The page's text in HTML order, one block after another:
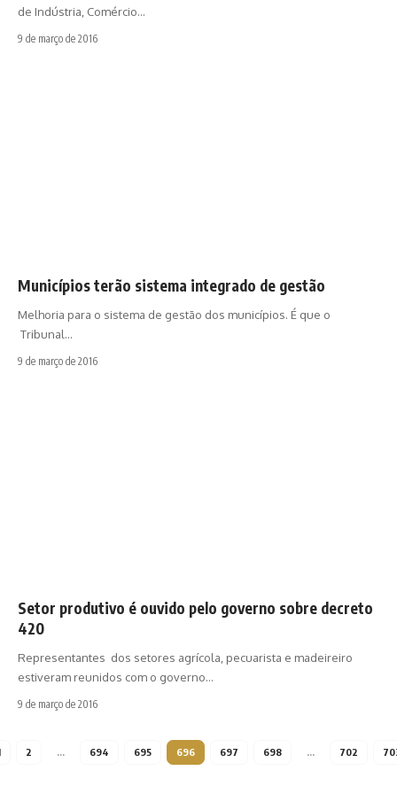
de Indústria, Comércio…
9 de março de 2016
Municípios terão sistema integrado de gestão
Melhoria para o sistema de gestão dos municípios. É que o
Tribunal…
9 de março de 2016
Setor produtivo é ouvido pelo governo sobre decreto
420
Representantes dos setores agrícola, pecuarista e madeireiro
estiveram reunidos com o governo…
9 de março de 2016
2 … 694 695 696 697 698 … 702